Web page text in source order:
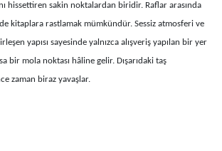
hissettiren sakin noktalardan biridir. Raflar arasında
kitaplara rastlamak mümkündür. Sessiz atmosferi ve
yapısı sayesinde yalnızca alışveriş yapılan bir yer
bir mola noktası hâline gelir. Dışarıdaki taş
zaman biraz yavaşlar.